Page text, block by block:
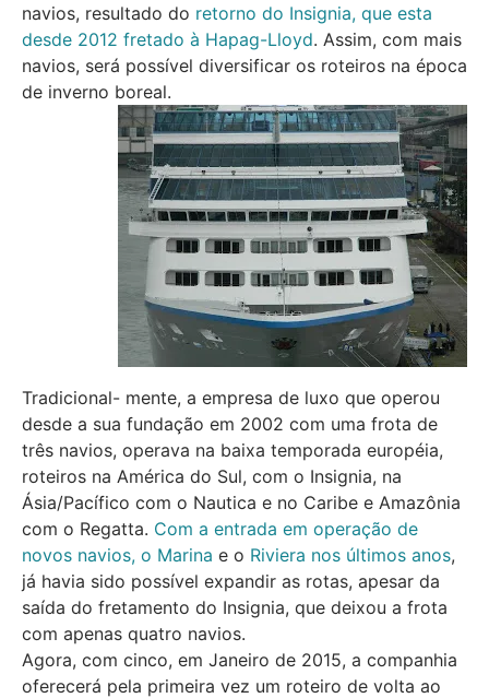
navios, resultado do retorno do Insignia, que esta
desde 2012 fretado à Hapag-Lloyd. Assim, com mais
navios, será possível diversificar os roteiros na época
de inverno boreal.
Tradicional- mente, a empresa de luxo que operou
desde a sua fundação em 2002 com uma frota de
três navios, operava na baixa temporada européia,
roteiros na América do Sul, com o Insignia, na
Ásia/Pacífico com o Nautica e no Caribe e Amazônia
com o Regatta. Com a entrada em operação de
novos navios, o Marina e o Riviera nos últimos anos,
já havia sido possível expandir as rotas, apesar da
saída do fretamento do Insignia, que deixou a frota
com apenas quatro navios.
Agora, com cinco, em Janeiro de 2015, a companhia
oferecerá pela primeira vez um roteiro de volta ao